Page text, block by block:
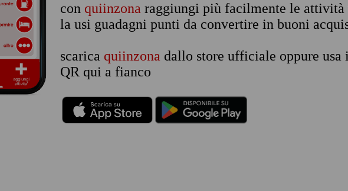
con quiinzona raggiungi più facilmente le attività
la usi guadagni punti da convertire in buoni
scarica quiinzona dallo store ufficiale oppure usa
QR qui a fianco